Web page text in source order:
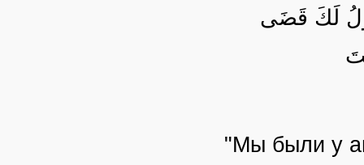
لَكَ قَضَى
"Мы были у